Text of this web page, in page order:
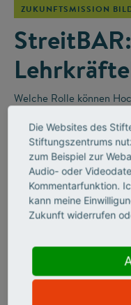
ZUKUNFTSMISSION
Welche Rolle können
Berufsschulen spielen?
einem Online-
leidenschaftlich
Die Websites des
Stiftungszentrums
zum Beispiel zur
Audio- oder
Kommentarfunktion.
kann meine
Zukunft widerrufen